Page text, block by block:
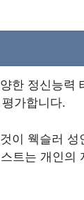
한 정신능력
가합니다.
이 웩슬러 성
트는 개인의